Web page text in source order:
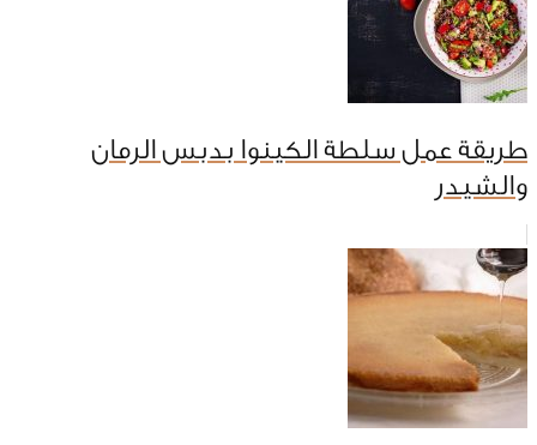
طريقة عمل سلطة الكينوا بدبس الرمان
والشيدر